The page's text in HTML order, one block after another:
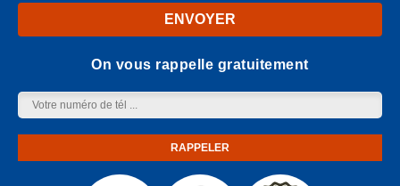
On vous rappelle gratuitement